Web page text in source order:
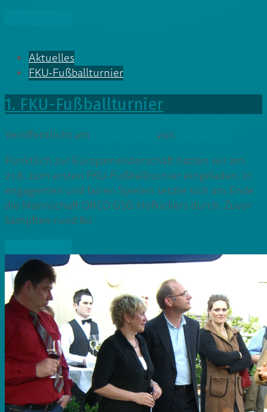
Aktuelles
FKU-Fußballturnier
1. FKU-Fußballturnier
Veröffentlicht am von
Pünktlich zur Europameisterschaft hatten wir am
21.6. zum ersten FKU-Fußballturnier eingeladen. In
engagierten und fairen Spielen setzte sich am Ende
die Mannschaft ORCO GSG Hofkickers durch. Zuvor
kämpften rund 80